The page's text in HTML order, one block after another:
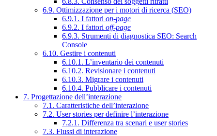
6.9. Ottimizzazione per i motori di ricerca (SEO)
6.9.1. I fattori on-page
6.9.2. I fattori off-page
6.9.3. Strumenti di diagnostica SEO: Search
Console
6.10. Gestire i contenuti
6.10.1. L’inventario dei contenuti
6.10.2. Revisionare i contenuti
6.10.3. Migrare i contenuti
6.10.4. Pubblicare i contenuti
7. Progettazione dell’interazione
7.1. Caratteristiche dell’interazione
7.2. User stories per definire l’interazione
7.2.1. Differenza tra scenari e user stories
7.3. Flussi di interazione